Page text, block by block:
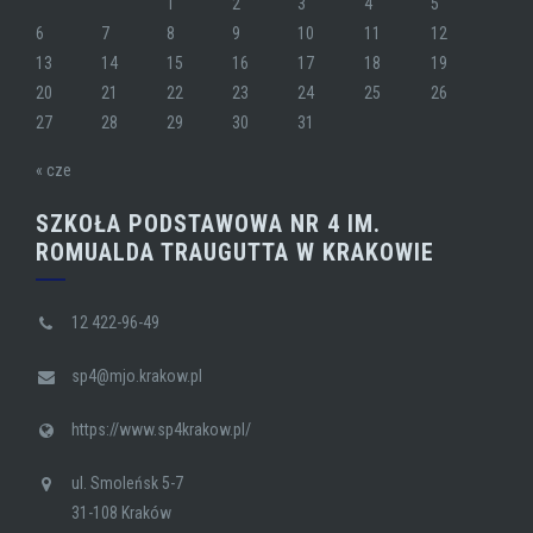
6
7 8 9 10 11
12
13
14 15 16 17 18
19
20
21 22 23 24 25
26
27
28 29 30 31
« cze
SZKOŁA PODSTAWOWA NR 4 IM.
ROMUALDA TRAUGUTTA W KRAKOWIE
12 422-96-49
sp4@mjo.krakow.pl
https://www.sp4krakow.pl/
ul. Smoleńsk 5-7
31-108 Kraków